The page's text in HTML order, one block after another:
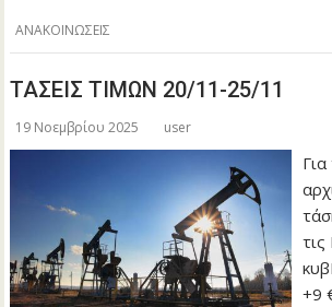
ΑΝΑΚΟΙΝΩΣΕΙΣ
ΤΑΣΕΙΣ ΤΙΜΩΝ 20/11-25/11
19 Νοεμβρίου 2025 user
+9